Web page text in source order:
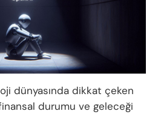
dünyasında dikkat çeken
durumu ve geleceği